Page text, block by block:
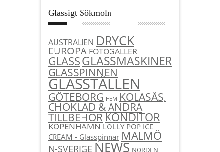
Glassigt Sökmoln
AUSTRALIEN DRYCK
EUROPA FOTOGALLERI
GLASSGLASSMASKINER
GLASSPINNEN
GLASSTÄLLEN
GÖTEBORG HEM KOLASÅS,
CHOKLAD & ANDRA
TILLBEHÖRKONDITOR
KÖPENHAMN LOLLY POP ICE
CREAM - Glasspinnar MALMÖ
N-SVERIGE NEWS NORDEN